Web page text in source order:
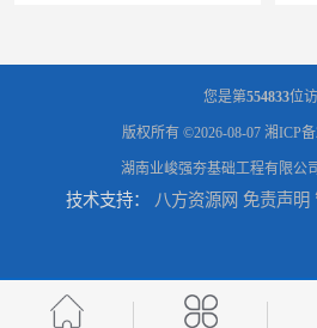
湖南强夯施工公司
您是第554833位
版权所有 ©2026-08-07 湘ICP
湖南业峻强夯基础工程有限公司
技术支持： 八方资源网 免责声明